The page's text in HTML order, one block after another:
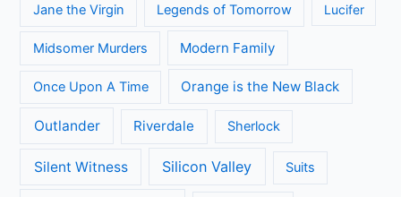
Jane the Virgin Legends of Tomorrow Lucifer
Midsomer Murders Modern Family
Once Upon A Time Orange is the New Black
Outlander Riverdale Sherlock
Silent Witness Silicon Valley Suits